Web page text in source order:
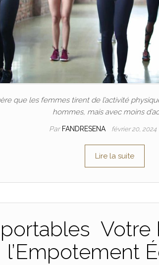
que les femmes tirent de l’activité
hommes, mais avec moins
Par FANDRESENA février 20, 2024
Lire la suite
Votre
l’Empotement